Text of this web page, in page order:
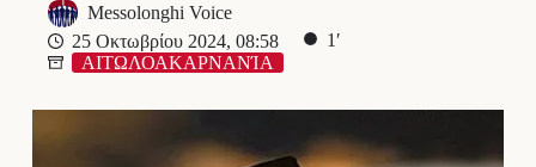
Messolonghi Voice
25 Οκτωβρίου 2024, 08:58
1′
ΑΙΤΩΛΟΑΚΑΡΝΑΝΊΑ